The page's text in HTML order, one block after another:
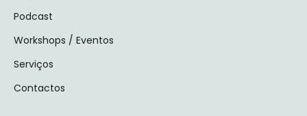
Podcast
Workshops / Eventos
Serviços
Contactos